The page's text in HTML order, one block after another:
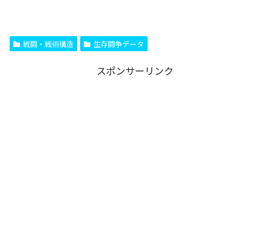
戦闘・戦術構造 生存闘争データ
スポンサーリンク